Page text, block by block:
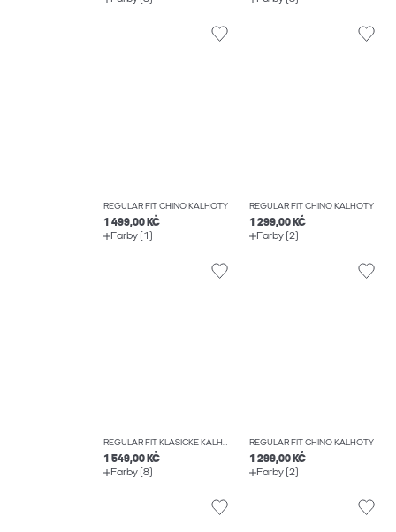
REGULAR FIT CHINO KALHOTY
1 499,00 KČ
Farby (1)
REGULAR FIT CHINO KALHOTY
1 299,00 KČ
Farby (2)
REGULAR FIT KLASICKÉ KALHOTY
1 549,00 KČ
Farby (8)
REGULAR FIT CHINO KALHOTY
1 299,00 KČ
Farby (2)